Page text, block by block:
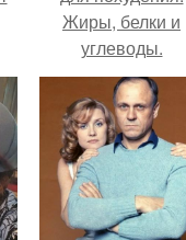
Жиры, белки и
углеводы.